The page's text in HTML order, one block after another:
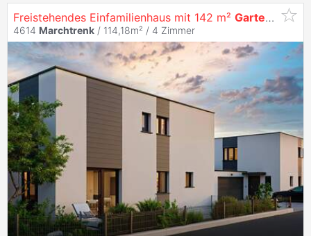
Freistehendes Einfamilienhaus mit 142 m² Garten –
4614 Marchtrenk / 114,18m² / 4 Zimmer